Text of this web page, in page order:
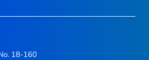
18-160